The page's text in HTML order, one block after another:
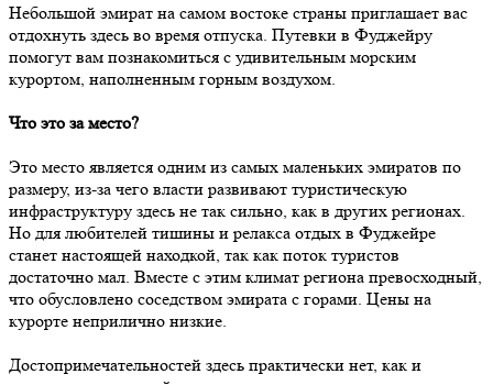
Небольшой эмират на самом востоке страны приглашает вас
отдохнуть здесь во время отпуска. Путевки в Фуджейру
помогут вам познакомиться с удивительным морским
курортом, наполненным горным воздухом.
Что это за место?
Это место является одним из самых маленьких эмиратов по
размеру, из-за чего власти развивают туристическую
инфраструктуру здесь не так сильно, как в других регионах.
Но для любителей тишины и релакса отдых в Фуджейре
станет настоящей находкой, так как поток туристов
достаточно мал. Вместе с этим климат региона превосходный,
что обусловлено соседством эмирата с горами. Цены на
курорте неприлично низкие.
Достопримечательностей здесь практически нет, как и